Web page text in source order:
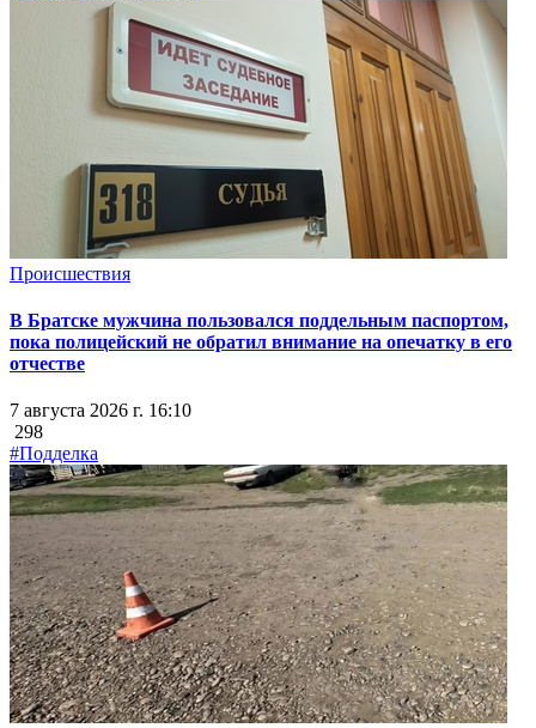
Происшествия
В Братске мужчина пользовался поддельным паспортом,
пока полицейский не обратил внимание на опечатку в его
отчестве
7 августа 2026 г. 16:10
298
#Подделка